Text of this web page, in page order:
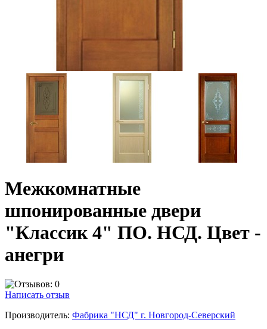
Межкомнатные
шпонированные двери
"Классик 4" ПО. НСД. Цвет -
анегри
Написать отзыв
Производитель: Фабрика "НСД" г. Новгород-Северский